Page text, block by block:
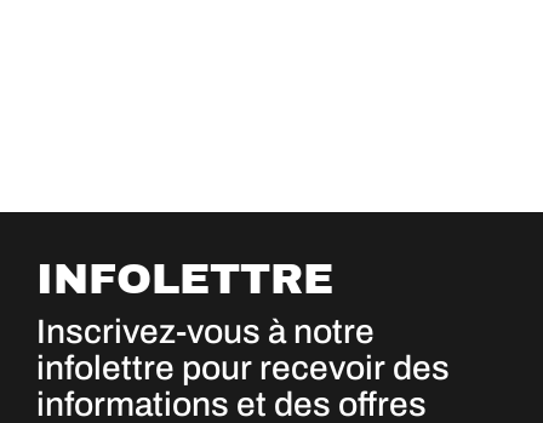
INFOLETTRE
Inscrivez-vous à notre
infolettre pour recevoir des
informations et des offres